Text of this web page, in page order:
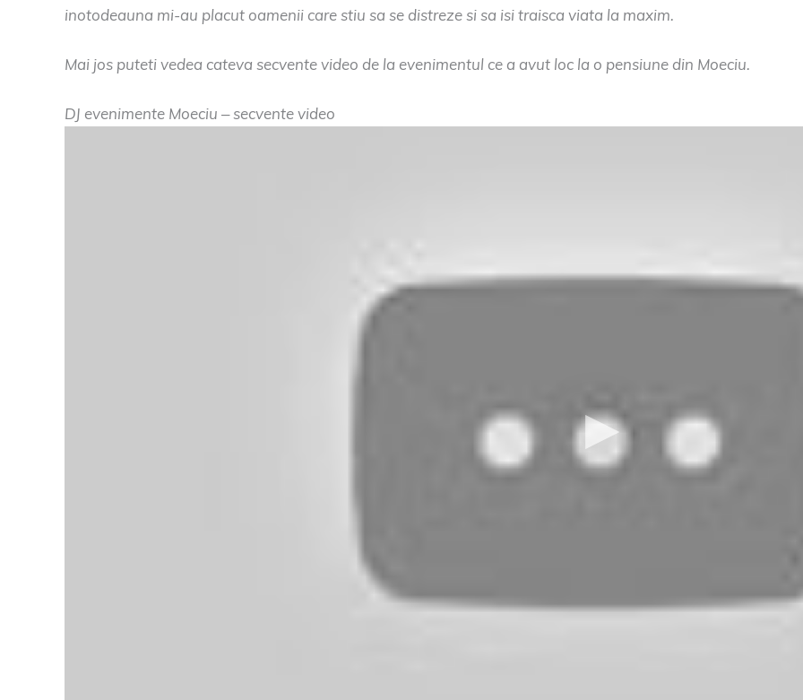
inotodeauna mi-au placut oamenii care stiu sa se distreze si sa isi traisca viata la maxim.
Mai jos puteti vedea cateva secvente video de la evenimentul ce a avut loc la o pensiune din Moeciu.
DJ evenimente Moeciu – secvente video